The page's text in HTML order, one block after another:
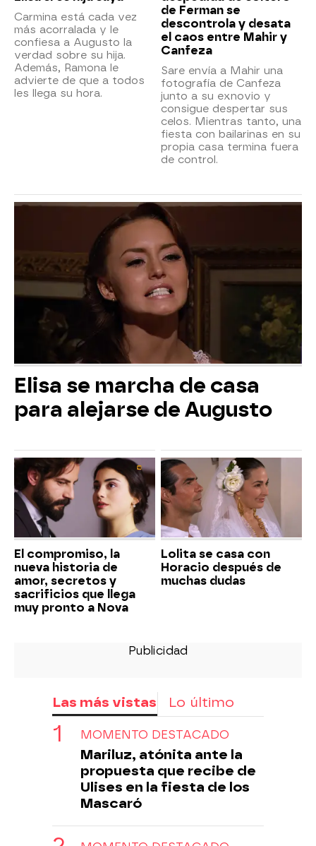
Carmina está cada vez
más acorralada y le
confiesa a Augusto la
verdad sobre su hija.
Además, Ramona le
advierte de que a todos
les llega su hora.
de Ferman se
descontrola y desata
el caos entre Mahir y
Canfeza
Sare envía a Mahir una
fotografía de Canfeza
junto a su exnovio y
consigue despertar sus
celos. Mientras tanto, una
fiesta con bailarinas en su
propia casa termina fuera
de control.
Elisa se marcha de casa
para alejarse de Augusto
El compromiso, la
nueva historia de
amor, secretos y
sacrificios que llega
muy pronto a Nova
Lolita se casa con
Horacio después de
muchas dudas
Las más vistas Lo último
MOMENTO DESTACADO
Mariluz, atónita ante la
propuesta que recibe de
Ulises en la fiesta de los
Mascaró